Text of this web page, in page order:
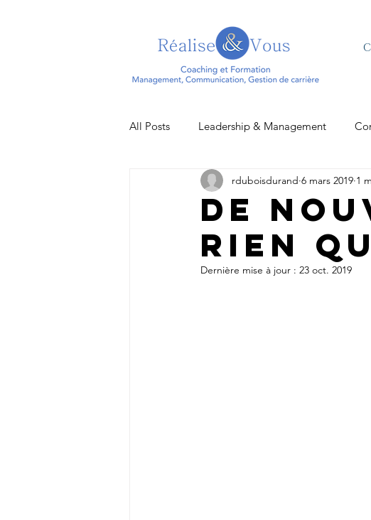
All Posts Leadership & Management
Actualités
De
rien
rduboisdurand 6 mars 2019 1
Dernière mise à jour : 23 oct. 2019